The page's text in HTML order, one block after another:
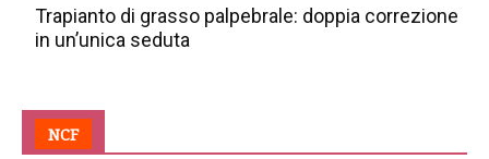
Trapianto di grasso palpebrale: doppia correzione
in un’unica seduta
NCF